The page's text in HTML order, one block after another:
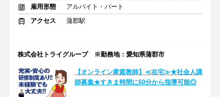
雇用形態
アルバイト・パート
アクセス
蒲郡駅
株式会社トライグループ ※勤務地：愛知県蒲郡市
【オンライン家庭教師】≪在宅≫★社会人講
師募集★すきま時間に60分から指導可能◎